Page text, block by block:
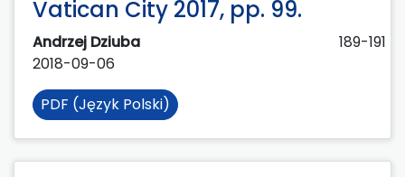
Vatican City 2017, pp. 99.
Andrzej Dziuba
189-191
2018-09-06
PDF (Język Polski)